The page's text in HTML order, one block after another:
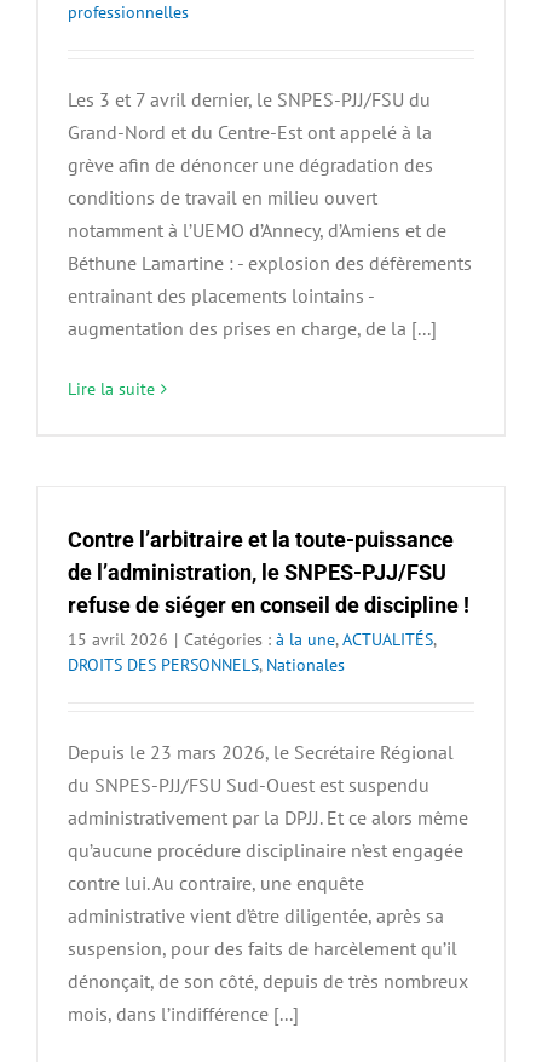
professionnelles
Les 3 et 7 avril dernier, le SNPES-PJJ/FSU du
Grand-Nord et du Centre-Est ont appelé à la
grève afin de dénoncer une dégradation des
conditions de travail en milieu ouvert
notamment à l’UEMO d’Annecy, d’Amiens et de
Béthune Lamartine : - explosion des défèrements
entrainant des placements lointains -
augmentation des prises en charge, de la [...]
Lire la suite
Contre l’arbitraire et la toute-puissance
de l’administration, le SNPES-PJJ/FSU
refuse de siéger en conseil de discipline !
15 avril 2026 | Catégories : à la une,ACTUALITÉS,
DROITS DES PERSONNELS, Nationales
Depuis le 23 mars 2026, le Secrétaire Régional
du SNPES-PJJ/FSU Sud-Ouest est suspendu
administrativement par la DPJJ. Et ce alors même
qu’aucune procédure disciplinaire n’est engagée
contre lui. Au contraire, une enquête
administrative vient d’être diligentée, après sa
suspension, pour des faits de harcèlement qu’il
dénonçait, de son côté, depuis de très nombreux
mois, dans l’indifférence [...]